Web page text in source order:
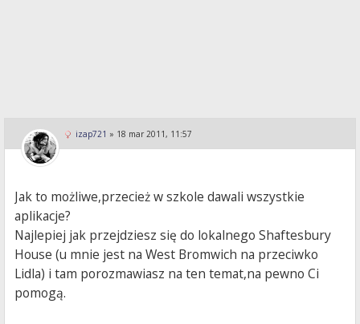
izap721 » 18 mar 2011, 11:57
Jak to możliwe,przecież w szkole dawali wszystkie
aplikacje?
Najlepiej jak przejdziesz się do lokalnego Shaftesbury
House (u mnie jest na West Bromwich na przeciwko
Lidla) i tam porozmawiasz na ten temat,na pewno Ci
pomogą.